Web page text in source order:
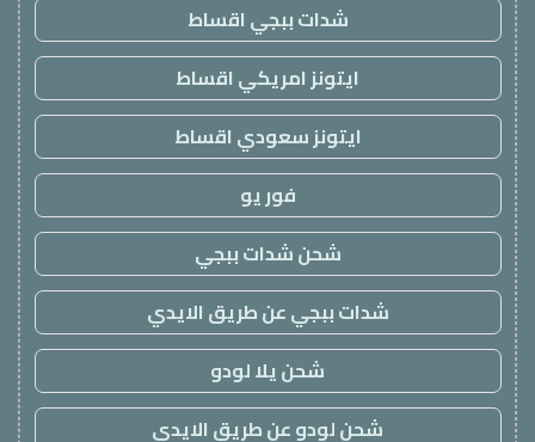
شدات ببجي اقساط
ايتونز امريكي اقساط
ايتونز سعودي اقساط
فور يو
شحن شدات ببجي
شدات ببجي عن طريق الايدي
شحن يلا لودو
شحن لودو عن طريق الايدي